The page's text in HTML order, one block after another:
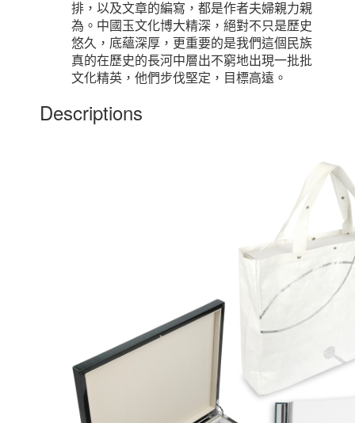
排，以及文章的編寫，都是作者夫婦親力親
為。中國玉文化博大精深，絕對不只是歷史
悠久，底蘊深厚，更重要的是我們這個民族
真的在歷史的長河中層出不窮地出現一批批
文化精英，他們步伐堅定，目標高遠。
Descriptions